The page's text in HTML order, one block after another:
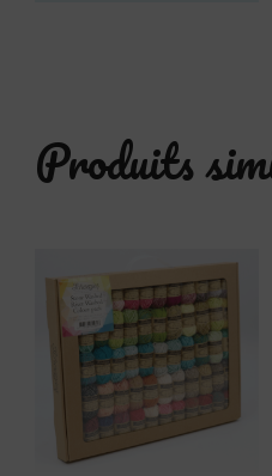
Produits